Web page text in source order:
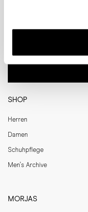
SHOP
Herren
Damen
Schuhpflege
Men's Archive
MORJAS